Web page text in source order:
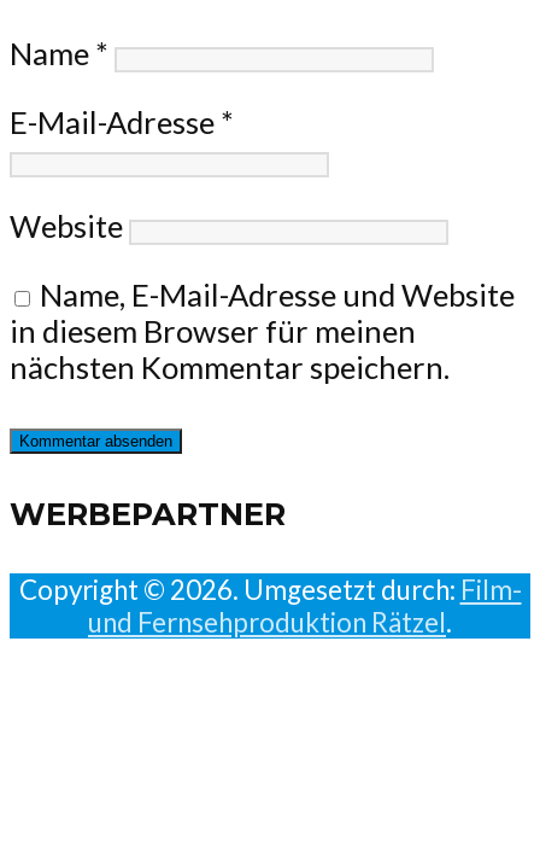
Name *
E-Mail-Adresse *
Website
Name, E-Mail-Adresse und Website
in diesem Browser für meinen
nächsten Kommentar speichern.
WERBEPARTNER
Copyright © 2026. Umgesetzt durch: Film-
und Fernsehproduktion Rätzel.